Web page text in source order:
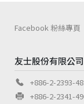
友士股份有限公司
+886-2-2393-
+886-2-2341-
Facebook 粉絲專頁